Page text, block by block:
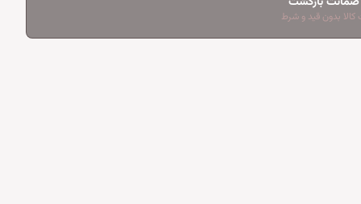
کالا بدون قید و شرط